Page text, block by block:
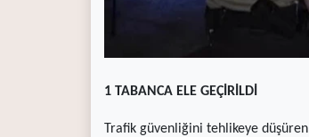
1 TABANCA ELE GEÇİRİLDİ
Trafik güvenliğini tehlikeye düşüren